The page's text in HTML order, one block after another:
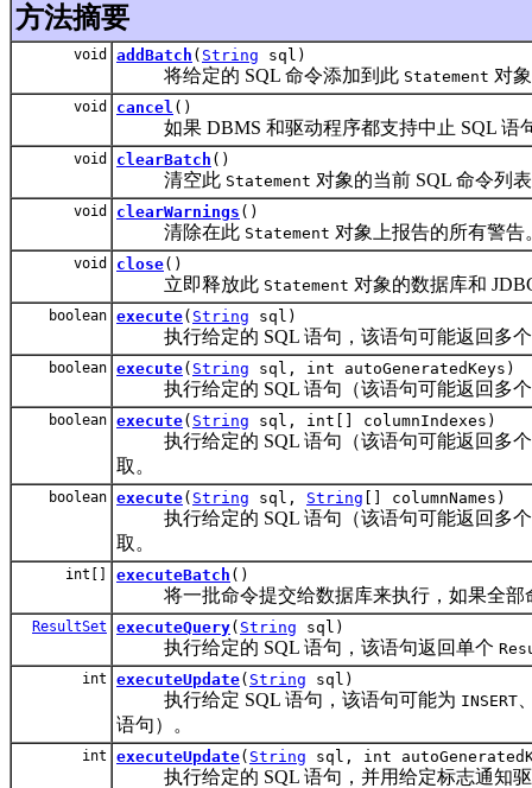
方法摘要
void addBatch ( String sql)
将给定的 SQL 命令添加到此 Statement 对
void cancel ()
如果 DBMS 和驱动程序都支持中止 SQL 语
void clearBatch ()
清空此 Statement 对象的当前 SQL 命令列
void clearWarnings ()
清除在此 Statement 对象上报告的所有警告
void close()
立即释放此 Statement 对象的数据库和
boolean execute( String sql)
执行给定的 SQL 语句，该语句可能返回多个
boolean execute( String sql, int autoGeneratedKeys)
执行给定的 SQL 语句（该语句可能返回多个
boolean execute( String sql, int[] columnIndexes)
执行给定的 SQL 语句（该语句可能返回多个
取。
boolean execute( String sql, String [] columnNames)
执行给定的 SQL 语句（该语句可能返回多个
取。
int[] executeBatch ()
将一批命令提交给数据库来执行，如果全部
ResultSet executeQuery( String sql)
执行给定的 SQL 语句，该语句返回单个
int executeUpdate( String sql)
执行给定 SQL 语句，该语句可能为 INSERT
语句）。
int executeUpdate( String sql, int
执行给定的 SQL 语句，并用给定标志通知